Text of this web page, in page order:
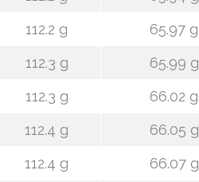
112.2 g 65.97 g
112.3 g 65.99 g
112.3 g 66.02 g
112.4 g 66.05 g
112.4 g 66.07 g